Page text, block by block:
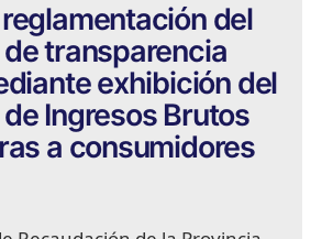
del
transparencia
exhibición del
Ingresos Brutos
a consumidores